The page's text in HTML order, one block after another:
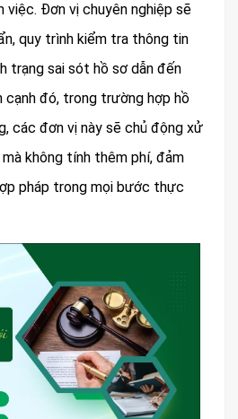
Đơn vị chuyên nghiệp sẽ
quy trình kiểm tra thông tin
trạng sai sót hồ sơ dẫn đến
cạnh đó, trong trường hợp hồ
các đơn vị này sẽ chủ động xử
không tính thêm phí, đảm
pháp trong mọi bước thực